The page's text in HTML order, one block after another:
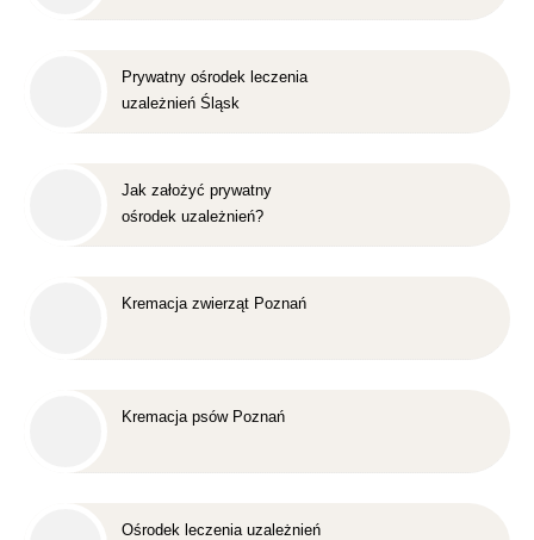
Prywatny ośrodek leczenia
uzależnień Śląsk
Jak założyć prywatny
ośrodek uzależnień?
Kremacja zwierząt Poznań
Kremacja psów Poznań
Ośrodek leczenia uzależnień